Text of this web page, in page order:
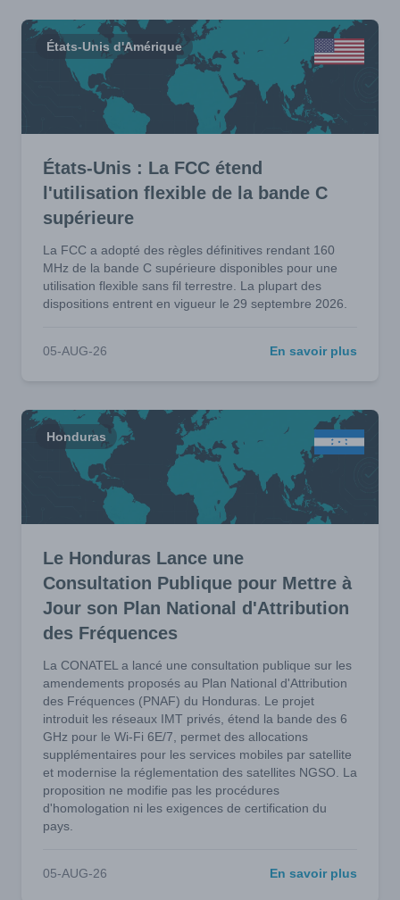
États-Unis d'Amérique
États-Unis : La FCC étend
l'utilisation flexible de la bande C
supérieure
La FCC a adopté des règles définitives rendant 160
MHz de la bande C supérieure disponibles pour une
utilisation flexible sans fil terrestre. La plupart des
dispositions entrent en vigueur le 29 septembre 2026.
05-AUG-26 En savoir plus
Honduras
Le Honduras Lance une
Consultation Publique pour Mettre à
Jour son Plan National d'Attribution
des Fréquences
La CONATEL a lancé une consultation publique sur les
amendements proposés au Plan National d'Attribution
des Fréquences (PNAF) du Honduras. Le projet
introduit les réseaux IMT privés, étend la bande des 6
GHz pour le Wi-Fi 6E/7, permet des allocations
supplémentaires pour les services mobiles par satellite
et modernise la réglementation des satellites NGSO. La
proposition ne modifie pas les procédures
d'homologation ni les exigences de certification du
pays.
05-AUG-26 En savoir plus